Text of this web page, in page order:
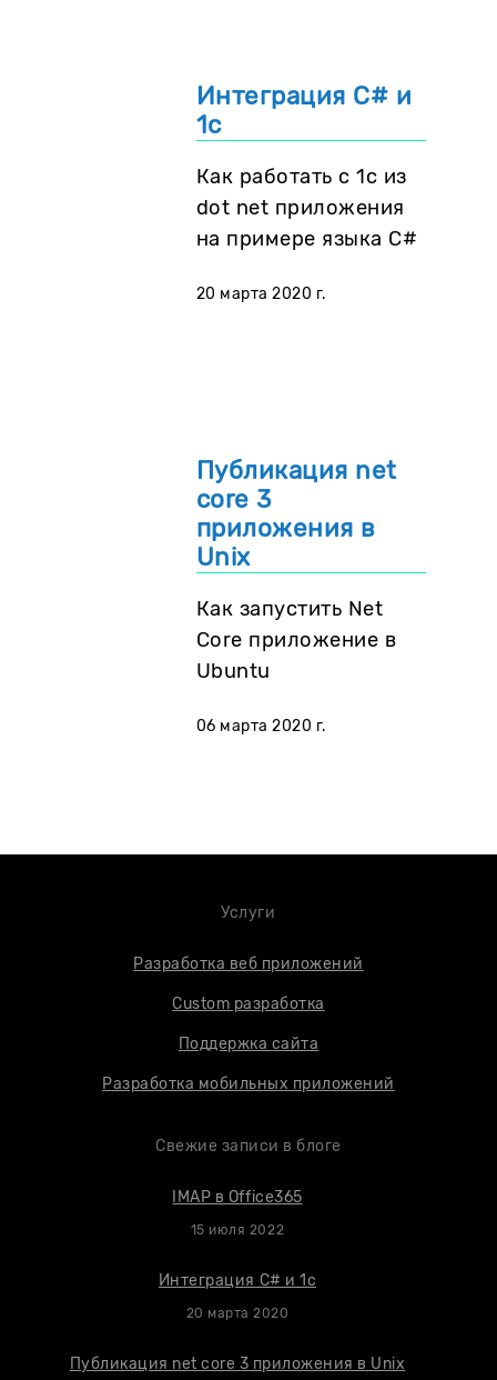
Интеграция C# и
1с
Как работать с 1с из
dot net приложения
на примере языка C#
20 марта 2020 г.
Публикация net
core 3
приложения в
Unix
Как запустить Net
Core приложение в
Ubuntu
06 марта 2020 г.
Услуги
Разработка веб приложений
Custom разработка
Поддержка сайта
Разработка мобильных приложений
Свежие записи в блоге
IMAP в Office365
15 июля 2022
Интеграция C# и 1с
20 марта 2020
Публикация net core 3 приложения в Unix